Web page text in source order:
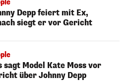
Depp feiert mit Ex,
siegt er vor Gericht
sagt Model Kate Moss vor
über Johnny Depp